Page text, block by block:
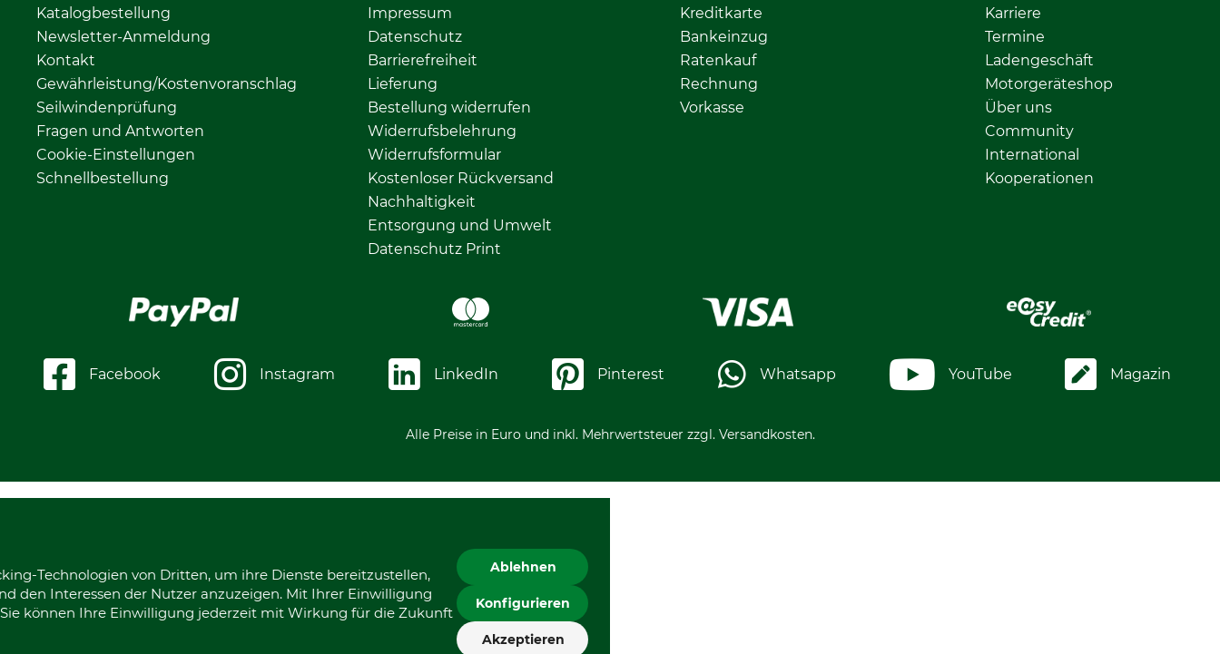
Katalogbestellung
Newsletter-Anmeldung
Kontakt
Gewährleistung/Kostenvoranschlag
Seilwindenprüfung
Fragen und Antworten
Cookie-Einstellungen
Schnellbestellung
Impressum
Datenschutz
Barrierefreiheit
Lieferung
Bestellung widerrufen
Widerrufsbelehrung
Widerrufsformular
Kostenloser Rückversand
Nachhaltigkeit
Entsorgung und Umwelt
Datenschutz Print
Kreditkarte
Bankeinzug
Ratenkauf
Rechnung
Vorkasse
Karriere
Termine
Ladengeschäft
Motorgeräteshop
Über uns
Community
International
Kooperationen
Facebook Instagram LinkedIn Pinterest Whatsapp YouTube Magazin
Alle Preise in Euro und inkl. Mehrwertsteuer zzgl. Versandkosten.
Technologien von Dritten, um ihre Dienste bereitzustellen,
den Interessen der Nutzer anzuzeigen. Mit Ihrer Einwilligung
können Ihre Einwilligung jederzeit mit Wirkung für die Zukunft
Ablehnen
Konfigurieren
Akzeptieren